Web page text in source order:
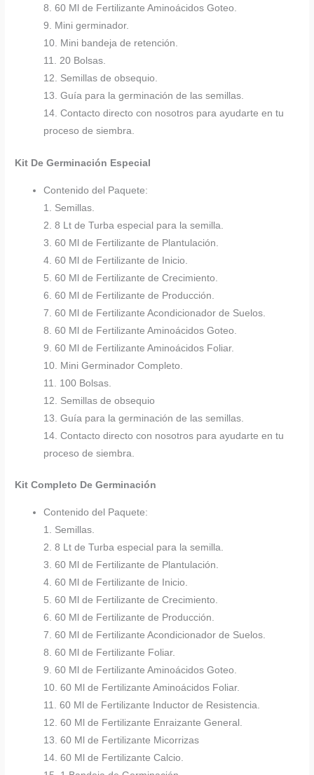
8. 60 Ml de Fertilizante Aminoácidos Goteo.
9. Mini germinador.
10. Mini bandeja de retención.
11. 20 Bolsas.
12. Semillas de obsequio.
13. Guía para la germinación de las semillas.
14. Contacto directo con nosotros para ayudarte en tu
proceso de siembra.
Kit De Germinación Especial
Contenido del Paquete:
1. Semillas.
2. 8 Lt de Turba especial para la semilla.
3. 60 Ml de Fertilizante de Plantulación.
4. 60 Ml de Fertilizante de Inicio.
5. 60 Ml de Fertilizante de Crecimiento.
6. 60 Ml de Fertilizante de Producción.
7. 60 Ml de Fertilizante Acondicionador de Suelos.
8. 60 Ml de Fertilizante Aminoácidos Goteo.
9. 60 Ml de Fertilizante Aminoácidos Foliar.
10. Mini Germinador Completo.
11. 100 Bolsas.
12. Semillas de obsequio
13. Guía para la germinación de las semillas.
14. Contacto directo con nosotros para ayudarte en tu
proceso de siembra.
Kit Completo De Germinación
Contenido del Paquete:
1. Semillas.
2. 8 Lt de Turba especial para la semilla.
3. 60 Ml de Fertilizante de Plantulación.
4. 60 Ml de Fertilizante de Inicio.
5. 60 Ml de Fertilizante de Crecimiento.
6. 60 Ml de Fertilizante de Producción.
7. 60 Ml de Fertilizante Acondicionador de Suelos.
8. 60 Ml de Fertilizante Foliar.
9. 60 Ml de Fertilizante Aminoácidos Goteo.
10. 60 Ml de Fertilizante Aminoácidos Foliar.
11. 60 Ml de Fertilizante Inductor de Resistencia.
12. 60 Ml de Fertilizante Enraizante General.
13. 60 Ml de Fertilizante Micorrizas
14. 60 Ml de Fertilizante Calcio.